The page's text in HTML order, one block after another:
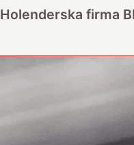
Holenderska firma